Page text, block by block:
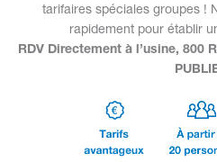
tarifaires spéciales groupes !
rapidement pour établir
RDV Directement à l’usine, 800